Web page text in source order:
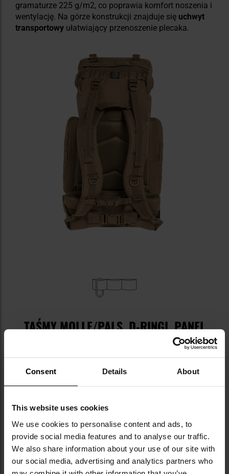
Consent Details About
This website uses cookies
We use cookies to personalise content and ads, to
provide social media features and to analyse our traffic.
We also share information about your use of our site with
our social media, advertising and analytics partners who
gramaturze 225 g/m2, co poprawia komfort noszenia i
wentylację. Na górze konstrukcji znajduje się uchwyt
transportowy ułatwiający przenoszenie plecaka.
TAŚMY MOLLE/PALS, D-RINGI, PANEL
dziękitaśmom w systemie PALS
rozmieszczonym na
froncie oraz bokach konstrukcji. Pozwalają one na
standardzie MOLLE. Na szelkach umieszczono
ekwipunku. Nad przednią kieszenią znajduje siępanel
velcro przeznaczony do mocowania emblematów lub
Morale Patches.